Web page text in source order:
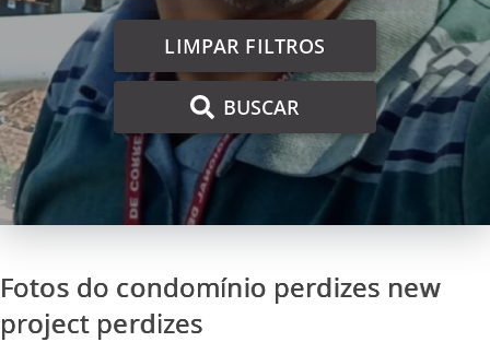
LIMPAR FILTROS
BUSCAR
Fotos do condomínio perdizes new
project perdizes